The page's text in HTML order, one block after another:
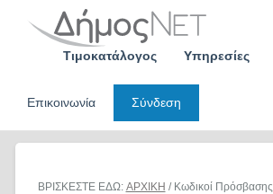
Τιμοκατάλογος Υπηρεσίες
Επικοινωνία
Σύνδεση
ΒΡΙΣΚΕΣΤΕ ΕΔΩ: ΑΡΧΙΚΗ / Κωδικοί Πρόσβασης